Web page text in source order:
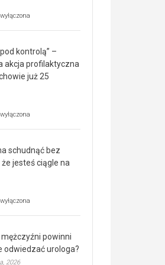
kontrolą” –
akcja profilaktyczna
już 25
schudnąć bez
jesteś ciągle na
mężczyźni powinni
odwiedzać urologa?
2026